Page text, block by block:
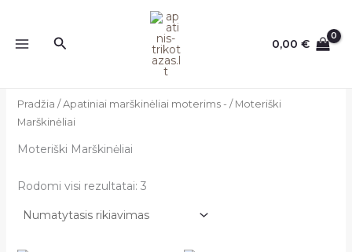
turinio
Paieška 0,00€
Pradžia /Apatiniai marškinėliai moterims - / Moteriški
Marškinėliai
Moteriški Marškinėliai
Rodomi visi rezultatai: 3